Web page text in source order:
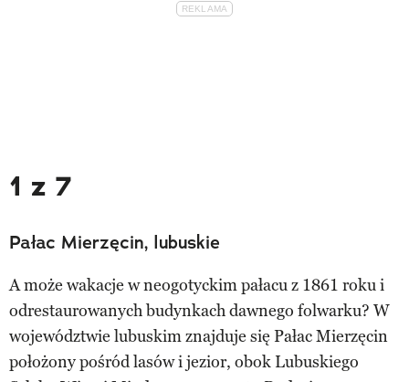
1 z 7
Pałac Mierzęcin, lubuskie
A może wakacje w neogotyckim pałacu z 1861 roku i
odrestaurowanych budynkach dawnego folwarku? W
województwie lubuskim znajduje się Pałac Mierzęcin
położony pośród lasów i jezior, obok Lubuskiego